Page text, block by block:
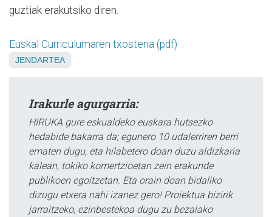
guztiak erakutsiko diren.
Euskal Curriculumaren txostena (pdf)
JENDARTEA
Irakurle agurgarria:
HIRUKA gure eskualdeko euskara hutsezko
hedabide bakarra da; egunero 10 udalerriren berri
ematen dugu, eta hilabetero doan duzu aldizkaria
kalean, tokiko komertzioetan zein erakunde
publikoen egoitzetan. Eta orain doan bidaliko
dizugu etxera nahi izanez gero! Proiektua bizirik
jarraitzeko, ezinbestekoa dugu zu bezalako